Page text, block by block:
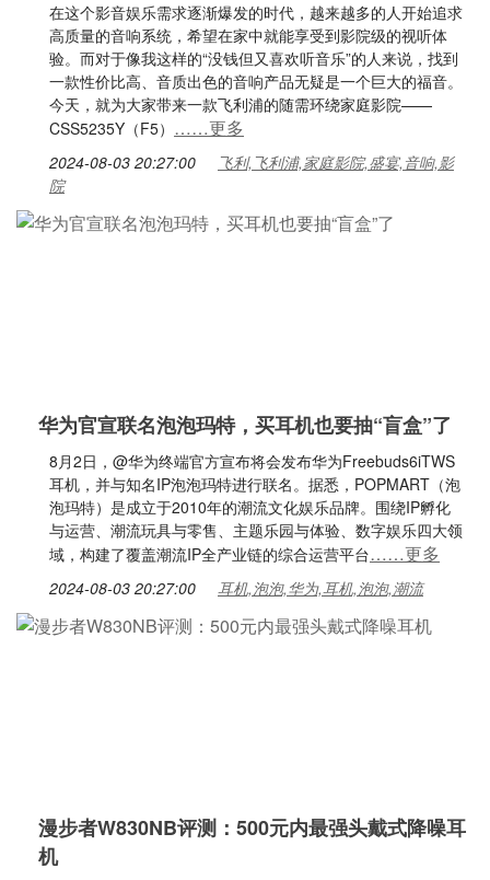
在这个影音娱乐需求逐渐爆发的时代，越来越多的人开始追求
高质量的音响系统，希望在家中就能享受到影院级的视听体
验。而对于像我这样的“没钱但又喜欢听音乐”的人来说，找到
一款性价比高、音质出色的音响产品无疑是一个巨大的福音。
今天，就为大家带来一款飞利浦的随需环绕家庭影院——
CSS5235Y（F5） ……更多
2024-08-03 20:27:00
飞利,飞利浦,家庭影院,盛宴,音响,影
院
华为官宣联名泡泡玛特，买耳机也要抽“盲盒”了
8月2日，@华为终端官方宣布将会发布华为Freebuds6iTWS
耳机，并与知名IP泡泡玛特进行联名。据悉，POPMART（泡
泡玛特）是成立于2010年的潮流文化娱乐品牌。围绕IP孵化
与运营、潮流玩具与零售、主题乐园与体验、数字娱乐四大领
域，构建了覆盖潮流IP全产业链的综合运营平台……更多
2024-08-03 20:27:00 耳机,泡泡,华为,耳机,泡泡,潮流
漫步者W830NB评测：500元内最强头戴式降噪耳
机